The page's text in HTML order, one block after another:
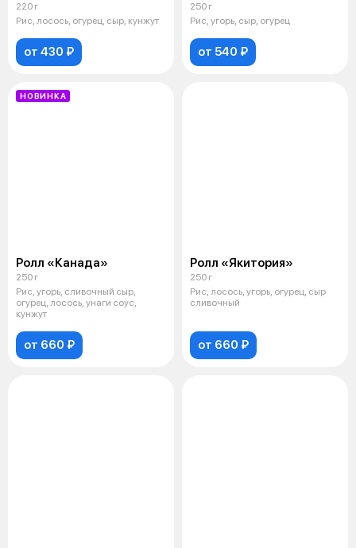
220 г
Рис, лосось, огурец, сыр, кунжут
от 430 ₽
250 г
Рис, угорь, сыр, огурец
от 540 ₽
НОВИНКА
Ролл «Канада»
250 г
Рис, угорь, сливочный сыр,
огурец, лосось, унаги соус,
кунжут
от 660 ₽
Ролл «Якитория»
250 г
Рис, лосось, угорь, огурец, сыр
сливочный
от 660 ₽